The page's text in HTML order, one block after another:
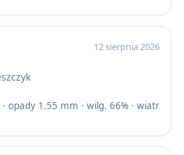
12 sierpnia 2026
opady 1.55 mm · wilg. 66% · wiatr